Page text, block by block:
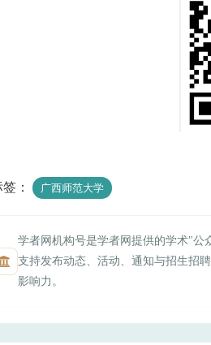
： 广西师范大学
学者网机构号是学者网提供的学术"公
支持发布动态、活动、通知与招生招
影响力。